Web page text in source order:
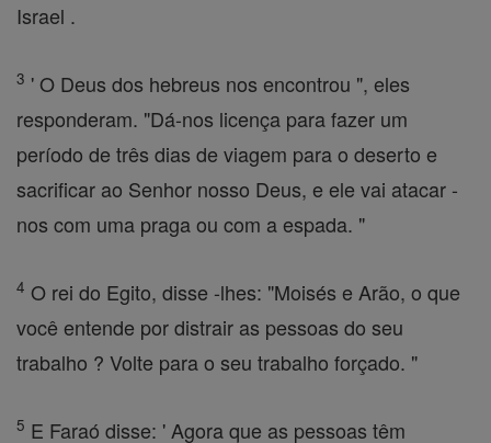
Israel .
3 ' O Deus dos hebreus nos encontrou ", eles
responderam. "Dá-nos licença para fazer um
período de três dias de viagem para o deserto e
sacrificar ao Senhor nosso Deus, e ele vai atacar -
nos com uma praga ou com a espada. "
4 O rei do Egito, disse -lhes: "Moisés e Arão, o que
você entende por distrair as pessoas do seu
trabalho ? Volte para o seu trabalho forçado. "
5 E Faraó disse: ' Agora que as pessoas têm